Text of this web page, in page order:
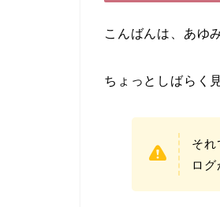
こんばんは、あゆ
ちょっとしばらく
それ
ログ